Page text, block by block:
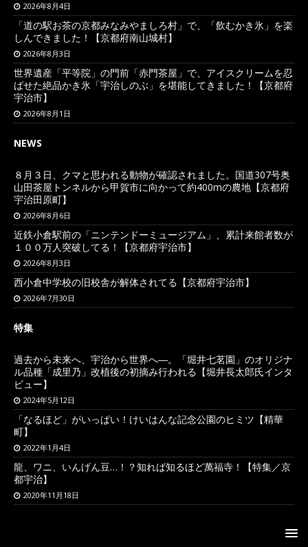
2026年8月4日
「道の駅お茶の京都みなみやましろ村」で、「飲むかき氷」を楽
しんできました！【京都府南山城村】
2026年8月3日
世界遺産「平等院」の門前「赤門茶屋」で、アイスクリームを忍
ばせた絶品かき氷「宇治しのぶ」を堪能してきました！【京都府
宇治市】
2026年8月1日
NEWS
８月３日、クマと思われる動物が確認されました。国道307号奥
山田茶屋トンネルから甲賀市に向かって約400mの農地【京都府
宇治田原町】
2026年8月6日
近鉄小倉駅前の「ニンテンドーミュージアム」、累計来館者数が
１００万人突破してる！【京都府宇治市】
2026年8月3日
西小倉中学校の旧校舎が解体されてる【京都府宇治市】
2026年7月30日
特集
過去から未来へ、宇治から世界へ―。「堀井七茗園」のオリジナ
ル品種「成里乃」改植後の初摘み行われる【堀井長太郎氏インタ
ビュー】
2024年5月12日
「なるほど」がいっぱい！けいはんな記念公園のヒミツ【精華
町】
2022年1月4日
龍、ワニ、いんげん豆…！？知れば知るほど萬福寺！【特集／京
都宇治】
2020年11月18日